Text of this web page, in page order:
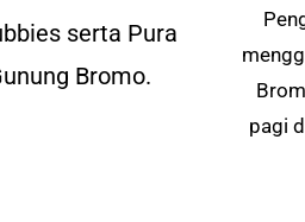
serta Pura
Bromo.
pagi